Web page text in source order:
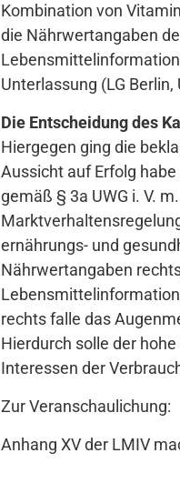
Kombination von
die Nährwertangaben
Unterlassung (LG
Die Entscheidung des
Hiergegen ging die
Aussicht auf Erfolg
gemäß § 3a UWG i. V.
ernährungs- und
Nährwertangaben
rechts falle das
Hierdurch solle der
Interessen der
Zur Veranschaulichung:
Anhang XV der LMIV